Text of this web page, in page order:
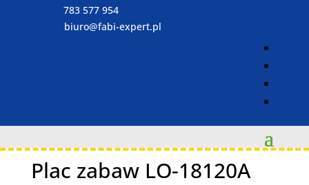
783 577 954
biuro@fabi-expert.pl
Plac zabaw LO-18120A